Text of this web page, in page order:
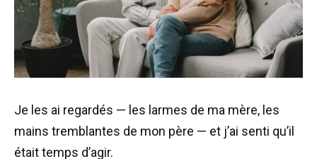
Je les ai regardés — les larmes de ma mère, les
mains tremblantes de mon père — et j’ai senti qu’il
était temps d’agir.